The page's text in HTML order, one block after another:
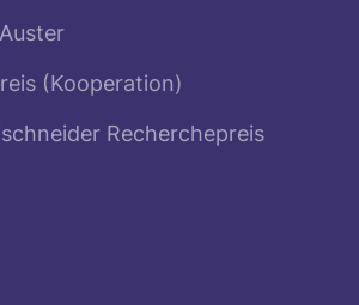
(Kooperation)
Recherchepreis